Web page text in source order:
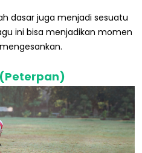
dasar juga menjadi sesuatu
ini bisa menjadikan momen